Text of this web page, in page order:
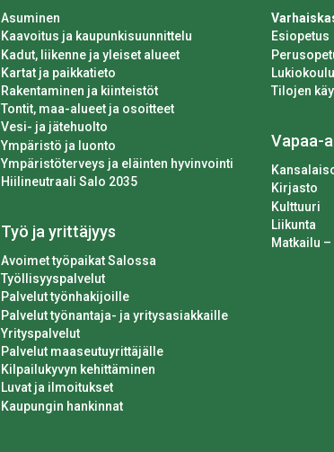
Asuminen
Kaavoitus ja kaupunkisuunnittelu
Kadut, liikenne ja yleiset alueet
Kartat ja paikkatieto
Rakentaminen ja kiinteistöt
Tontit, maa-alueet ja osoitteet
Vesi- ja jätehuolto
Ympäristö ja luonto
Ympäristöterveys ja eläinten hyvinvointi
Hiilineutraali Salo 2035
Työ ja yrittäjyys
Avoimet työpaikat Salossa
Työllisyyspalvelut
Palvelut työnhakijoille
Palvelut työnantaja- ja yritysasiakkaille
Yrityspalvelut
Palvelut maaseutuyrittäjälle
Kilpailukyvyn kehittäminen
Luvat ja ilmoitukset
Kaupungin hankinnat
Esiopetus
Tilojen
Vapaa-
Kirjasto
Kulttuuri
Liikunta
Matkailu